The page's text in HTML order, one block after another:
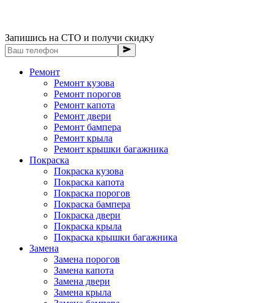
Запишись на СТО и получи скидку
Ремонт
Ремонт кузова
Ремонт порогов
Ремонт капота
Ремонт двери
Ремонт бампера
Ремонт крыла
Ремонт крышки багажника
Покраска
Покраска кузова
Покраска капота
Покраска порогов
Покраска бампера
Покраска двери
Покраска крыла
Покраска крышки багажника
Замена
Замена порогов
Замена капота
Замена двери
Замена крыла